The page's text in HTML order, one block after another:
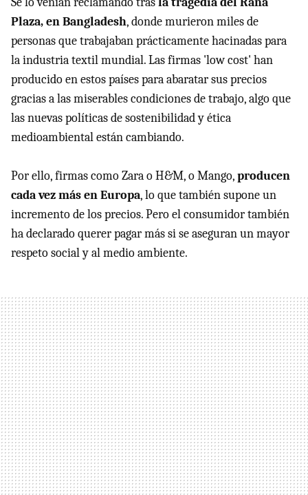
Plaza, en Bangladesh, donde murieron miles de
personas que trabajaban prácticamente hacinadas para
la industria textil mundial. Las firmas 'low cost' han
producido en estos países para abaratar sus precios
gracias a las miserables condiciones de trabajo, algo que
las nuevas políticas de sostenibilidad y ética
medioambiental están cambiando.
Por ello, firmas como Zara o H&M, o Mango,producen
cada vez más en Europa, lo que también supone un
incremento de los precios. Pero el consumidor también
ha declarado querer pagar más si se aseguran un mayor
respeto social y al medio ambiente.